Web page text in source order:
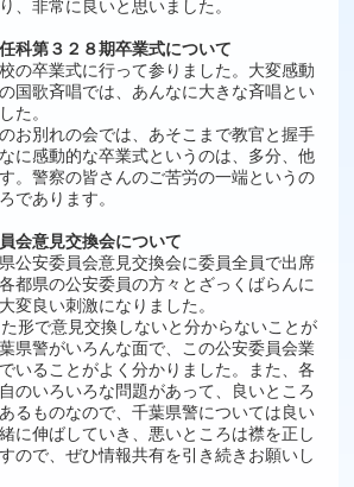
、非常に良いと思いました。
科第３２８期卒業式について
の卒業式に行って参りました。大変感動
国歌斉唱では、あんなに大きな斉唱とい
た。
お別れの会では、あそこまで教官と握手
に感動的な卒業式というのは、多分、他
。警察の皆さんのご苦労の一端というの
であります。
会意見交換会について
公安委員会意見交換会に委員全員で出席
都県の公安委員の方々とざっくばらんに
変良い刺激になりました。
形で意見交換しないと分からないことが
県警がいろんな面で、この公安委員会業
いることがよく分かりました。また、各
のいろいろな問題があって、良いところ
るものなので、千葉県警については良い
に伸ばしていき、悪いところは襟を正し
ので、ぜひ情報共有を引き続きお願いし